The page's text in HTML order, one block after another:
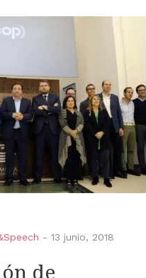
- 13 junio, 2018
de